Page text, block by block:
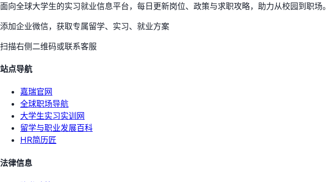
面向全球大学生的实习就业信息平台，每日更新岗位、政策与求职攻略，助力从校园到职场。
添加企业微信，获取专属留学、实习、就业方案
扫描右侧二维码或联系客服
站点导航
嘉瑞官网
全球职场导航
大学生实习实训网
留学与职业发展百科
HR简历匠
法律信息